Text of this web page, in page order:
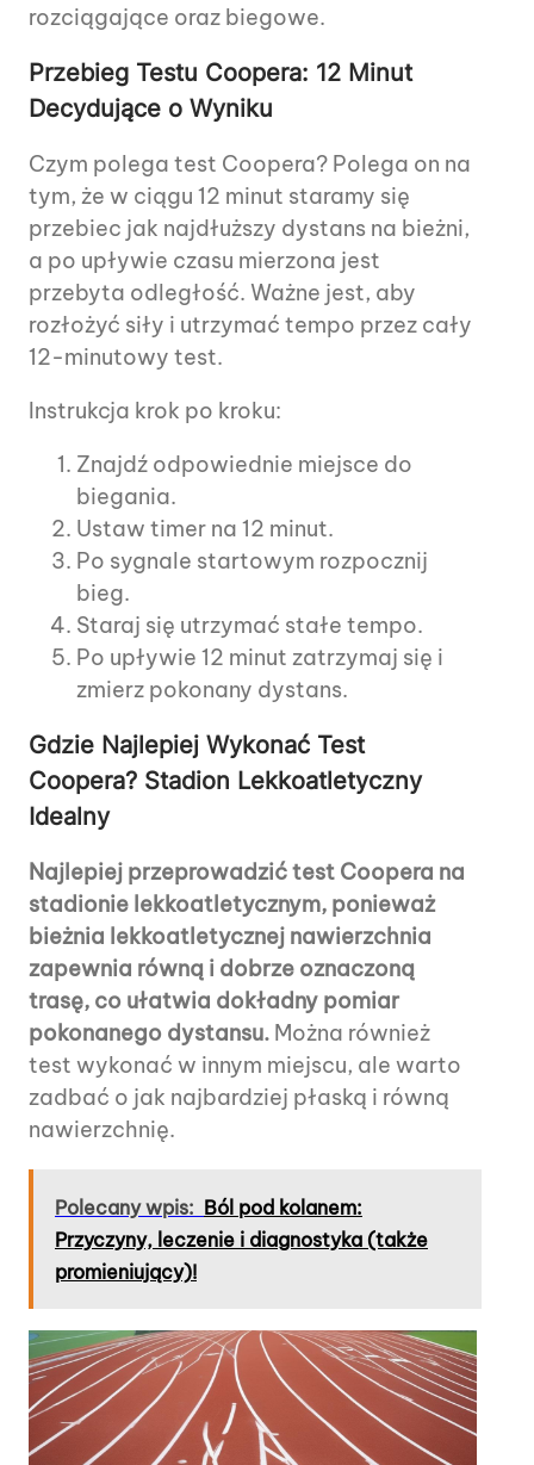
rozciągające oraz biegowe.
Przebieg Testu Coopera: 12 Minut
Decydujące o Wyniku
Czym polega test Coopera? Polega on na
tym, że w ciągu 12 minut staramy się
przebiec jak najdłuższy dystans na bieżni,
a po upływie czasu mierzona jest
przebyta odległość. Ważne jest, aby
rozłożyć siły i utrzymać tempo przez cały
12-minutowy test.
Instrukcja krok po kroku:
Znajdź odpowiednie miejsce do
biegania.
Ustaw timer na 12 minut.
Po sygnale startowym rozpocznij
bieg.
Staraj się utrzymać stałe tempo.
Po upływie 12 minut zatrzymaj się i
zmierz pokonany dystans.
Gdzie Najlepiej Wykonać Test
Coopera? Stadion Lekkoatletyczny
Idealny
Najlepiej przeprowadzić test Coopera na
stadionie lekkoatletycznym, ponieważ
bieżnia lekkoatletycznej nawierzchnia
zapewnia równą i dobrze oznaczoną
trasę, co ułatwia dokładny pomiar
pokonanego dystansu. Można również
test wykonać w innym miejscu, ale warto
zadbać o jak najbardziej płaską i równą
nawierzchnię.
Polecany wpis: Ból pod kolanem:
Przyczyny, leczenie i diagnostyka (także
promieniujący)!